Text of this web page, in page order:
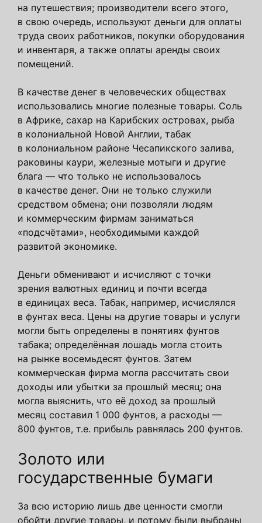
на путешествия; производители всего этого,
в свою очередь, используют деньги для оплаты
труда своих работников, покупки оборудования
и инвентаря, а также оплаты аренды своих
помещений.
В качестве денег в человеческих обществах
использовались многие полезные товары. Соль
в Африке, сахар на Карибских островах, рыба
в колониальной Новой Англии, табак
в колониальном районе Чесапикского залива,
раковины каури, железные мотыги и другие
блага — что только не использовалось
в качестве денег. Они не только служили
средством обмена; они позволяли людям
и коммерческим фирмам заниматься
«подсчётами», необходимыми каждой
развитой экономике.
Деньги обменивают и исчисляют с точки
зрения валютных единиц и почти всегда
в единицах веса. Табак, например, исчислялся
в фунтах веса. Цены на другие товары и услуги
могли быть определены в понятиях фунтов
табака; определённая лошадь могла стоить
на рынке восемьдесят фунтов. Затем
коммерческая фирма могла рассчитать свои
доходы или убытки за прошлый месяц; она
могла выяснить, что её доход за прошлый
месяц составил 1 000 фунтов, а расходы —
800 фунтов, т.е. прибыль равнялась 200 фунтов.
Золото или
государственные бумаги
За всю историю лишь две ценности смогли
обойти другие товары, и потому были выбраны